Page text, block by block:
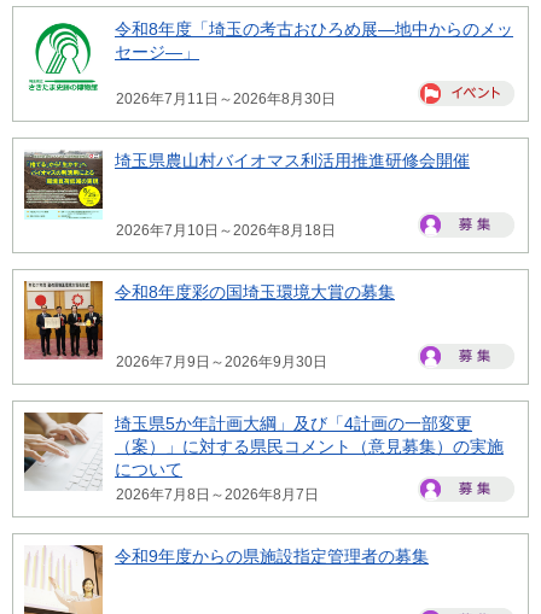
令和8年度「埼玉の考古おひろめ展―地中からのメッ
セージ―」
2026年7月11日～2026年8月30日
埼玉県農山村バイオマス利活用推進研修会開催
2026年7月10日～2026年8月18日
令和8年度彩の国埼玉環境大賞の募集
2026年7月9日～2026年9月30日
埼玉県5か年計画大綱」及び「4計画の一部変更
（案）」に対する県民コメント（意見募集）の実施
について
2026年7月8日～2026年8月7日
令和9年度からの県施設指定管理者の募集